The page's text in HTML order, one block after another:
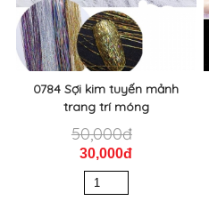
0784 Sợi kim tuyến mảnh
trang trí móng
50,000đ
30,000đ